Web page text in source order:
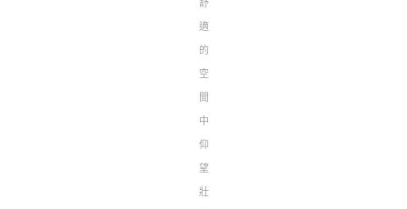
舒
適
的
空
間
中
仰
望
壯